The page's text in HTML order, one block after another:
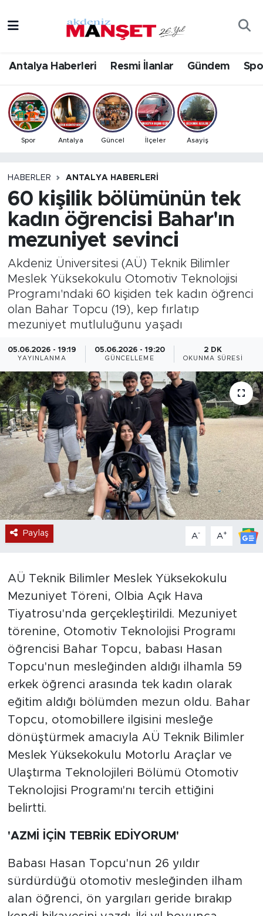
Antalya Haberleri Resmi İlanlar Gündem
Spor Antalya Güncel İlçeler Asayiş
HABERLER ANTALYA HABERLERI
60 kişilik bölümünün tek
kadın öğrencisi Bahar'ın
mezuniyet sevinci
Akdeniz Üniversitesi (AÜ) Teknik Bilimler
Meslek Yüksekokulu Otomotiv Teknolojisi
Programı'ndaki 60 kişiden tek kadın öğrenci
olan Bahar Topcu (19), kep fırlatıp
mezuniyet mutluluğunu yaşadı
05.06.2026 - 19:19
YAYINLANMA
05.06.2026 - 19:20
GÜNCELLEME
2 DK
OKUNMA SÜRESI
Paylaş A- A+
AÜ Teknik Bilimler Meslek Yüksekokulu
Mezuniyet Töreni, Olbia Açık Hava
Tiyatrosu'nda gerçekleştirildi. Mezuniyet
törenine, Otomotiv Teknolojisi Programı
öğrencisi Bahar Topcu, babası Hasan
Topcu'nun mesleğinden aldığı ilhamla 59
erkek öğrenci arasında tek kadın olarak
eğitim aldığı bölümden mezun oldu. Bahar
Topcu, otomobillere ilgisini mesleğe
dönüştürmek amacıyla AÜ Teknik Bilimler
Meslek Yüksekokulu Motorlu Araçlar ve
Ulaştırma Teknolojileri Bölümü Otomotiv
Teknolojisi Programı'nı tercih ettiğini
belirtti.
'AZMİ İÇİN TEBRİK EDİYORUM'
Babası Hasan Topcu'nun 26 yıldır
sürdürdüğü otomotiv mesleğinden ilham
alan öğrenci, ön yargıları geride bırakıp
Bilim & Teknoloji
Eğitim
Ekonomi
Gündem
İlçeler
Kültür- Sanat
Magazin
Özel Haber
Politika
Resmi İlanlar
Sağlık
Spor
Turizm
Antalya Hava Durumu
Antalya Namaz Vakitleri
Antalya Trafik Yoğunluk Haritası
Tüm Manşetler
Son Dakika Haberleri
Haber Arşivi